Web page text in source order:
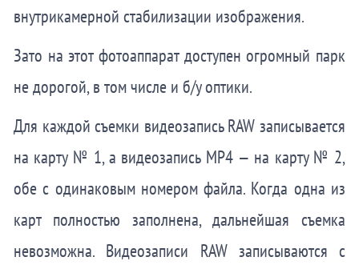
внутрикамерной стабилизации изображения.
Зато на этот фотоаппарат доступен огромный парк
не дорогой, в том числе и б/у оптики.
Для каждой съемки видеозапись RAW записывается
на карту № 1, а видеозапись MP4 — на карту № 2,
обе с одинаковым номером файла. Когда одна из
карт полностью заполнена, дальнейшая съемка
невозможна. Видеозаписи RAW записываются с